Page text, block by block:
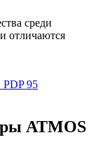
среди
отличаются
ATMOS